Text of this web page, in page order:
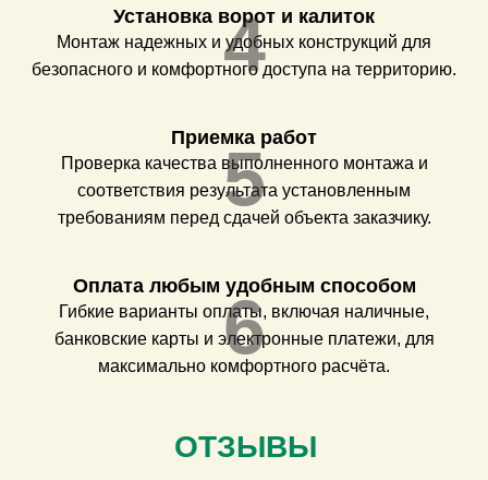
4
Установка ворот и калиток
Монтаж надежных и удобных конструкций для
безопасного и комфортного доступа на территорию.
5
Приемка работ
Проверка качества выполненного монтажа и
соответствия результата установленным
требованиям перед сдачей объекта заказчику.
6
Оплата любым удобным способом
Гибкие варианты оплаты, включая наличные,
банковские карты и электронные платежи, для
максимально комфортного расчёта.
ОТЗЫВЫ